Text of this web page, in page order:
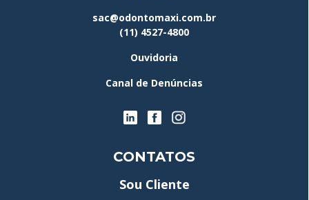
sac@odontomaxi.com.br
(11) 4527-4800
Ouvidoria
Canal de Denúncias
CONTATOS
Sou Cliente